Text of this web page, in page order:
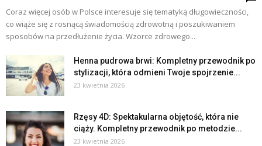
Coraz więcej osób w Polsce interesuje się tematyką długowieczności,
co wiąże się z rosnącą świadomością zdrowotną i poszukiwaniem
sposobów na przedłużenie życia. Wzorce zdrowego...
Henna pudrowa brwi: Kompletny przewodnik po
stylizacji, która odmieni Twoje spojrzenie...
23 kwietnia 2026
Rzęsy 4D: Spektakularna objętość, która nie
ciąży. Kompletny przewodnik po metodzie...
23 kwietnia 2026